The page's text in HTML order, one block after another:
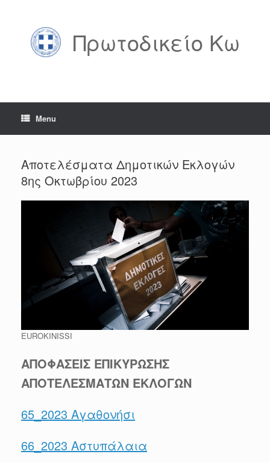
Πρωτοδικείο Κω
Menu
Αποτελέσματα Δημοτικών Εκλογών
8ης Οκτωβρίου 2023
EUROKINISSI
ΑΠΟΦΑΣΕΙΣ ΕΠΙΚΥΡΩΣΗΣ
ΑΠΟΤΕΛΕΣΜΑΤΩΝ ΕΚΛΟΓΩΝ
65_2023 Αγαθονήσι
66_2023 Αστυπάλαια